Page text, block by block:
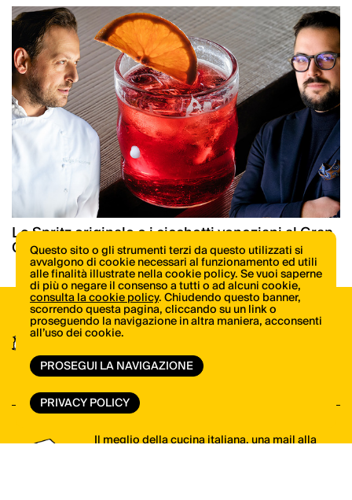
Lo Spritz originale e i cicchetti veneziani al Gran
Caffè Quadri dal 1778
Scopri tutte le novità di libri e riviste di
ItaliaSquisita
VAI ALLO SHOP
Il meglio della cucina italiana, una mail alla
Questo sito o gli strumenti terzi da questo utilizzati si
avvalgono di cookie necessari al funzionamento ed utili
alle finalità illustrate nella cookie policy. Se vuoi saperne
di più o negare il consenso a tutti o ad alcuni cookie,
consulta la cookie policy. Chiudendo questo banner,
scorrendo questa pagina, cliccando su un link o
proseguendo la navigazione in altra maniera, acconsenti
all’uso dei cookie.
PROSEGUI LA NAVIGAZIONE
PRIVACY POLICY